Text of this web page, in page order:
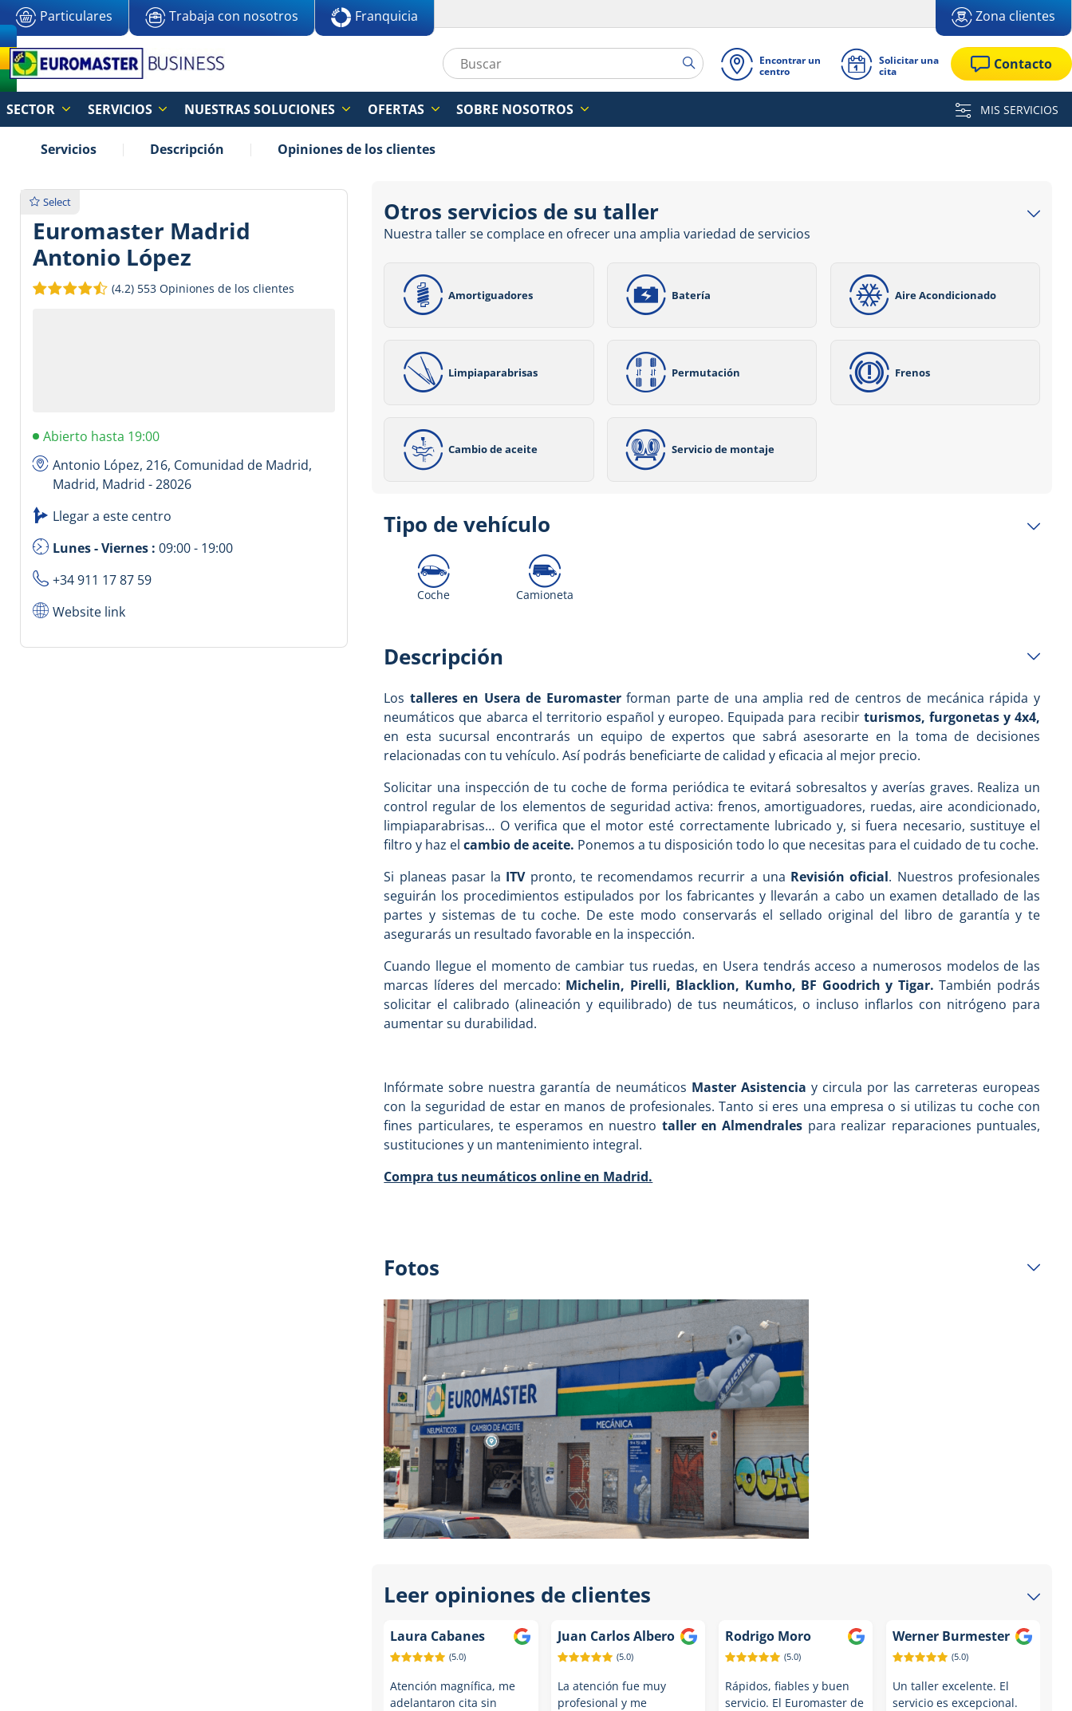
Particulares Trabaja con nosotros Franquicia Zona clientes
Encontrar un
centro
Solicitar una
cita
Contacto
SECTOR SERVICIOS NUESTRAS SOLUCIONES OFERTAS SOBRE NOSOTROS MIS SERVICIOS
Servicios Descripción Opiniones de los clientes
Select
Euromaster Madrid
Antonio López
(4.2) 553 Opiniones de los clientes
Abierto hasta 19:00
Antonio López, 216, Comunidad de Madrid,
Madrid, Madrid - 28026
Llegar a este centro
Lunes - Viernes : 09:00 - 19:00
+34 911 17 87 59
Website link
Otros servicios de su taller
Nuestra taller se complace en ofrecer una amplia variedad de servicios
Amortiguadores Batería Aire Acondicionado
Limpiaparabrisas Permutación Frenos
Cambio de aceite Servicio de montaje
Tipo de vehículo
Coche Camioneta
Descripción
Los talleres en Usera de Euromasterforman parte de una amplia red de centros de mecánica rápida y
neumáticos que abarca el territorio español y europeo. Equipada para recibir turismos, furgonetas y 4x4,
en esta sucursal encontrarás un equipo de expertos que sabrá asesorarte en la toma de decisiones
relacionadas con tu vehículo. Así podrás beneficiarte de calidad y eficacia al mejor precio.
Solicitar una inspección de tu coche de forma periódica te evitará sobresaltos y averías graves. Realiza un
control regular de los elementos de seguridad activa: frenos, amortiguadores, ruedas, aire acondicionado,
limpiaparabrisas… O verifica que el motor esté correctamente lubricado y, si fuera necesario, sustituye el
filtro y haz elcambio de aceite. Ponemos a tu disposición todo lo que necesitas para el cuidado de tu coche.
Si planeas pasar la ITVpronto, te recomendamos recurrir a una Revisión oficial. Nuestros profesionales
seguirán los procedimientos estipulados por los fabricantes y llevarán a cabo un examen detallado de las
partes y sistemas de tu coche. De este modo conservarás el sellado original del libro de garantía y te
asegurarás un resultado favorable en la inspección.
Cuando llegue el momento de cambiar tus ruedas, en Usera tendrás acceso a numerosos modelos de las
marcas líderes del mercado: Michelin, Pirelli, Blacklion, Kumho, BF Goodrich y Tigar. También podrás
solicitar el calibrado (alineación y equilibrado) de tus neumáticos, o incluso inflarlos con nitrógeno para
aumentar su durabilidad.
Infórmate sobre nuestra garantía de neumáticos Master Asistencia y circula por las carreteras europeas
con la seguridad de estar en manos de profesionales. Tanto si eres una empresa o si utilizas tu coche con
fines particulares, te esperamos en nuestro taller en Almendrales para realizar reparaciones puntuales,
sustituciones y un mantenimiento integral.
Compra tus neumáticos online en Madrid.
Fotos
Leer opiniones de clientes
Laura Cabanes
(5.0)
Atención magnífica, me
adelantaron cita sin
Juan Carlos Albero
(5.0)
La atención fue muy
profesional y me
Rodrigo Moro
(5.0)
Rápidos, fiables y buen
servicio. El Euromaster de
Werner Burmester
(5.0)
Un taller excelente. El
servicio es excepcional.